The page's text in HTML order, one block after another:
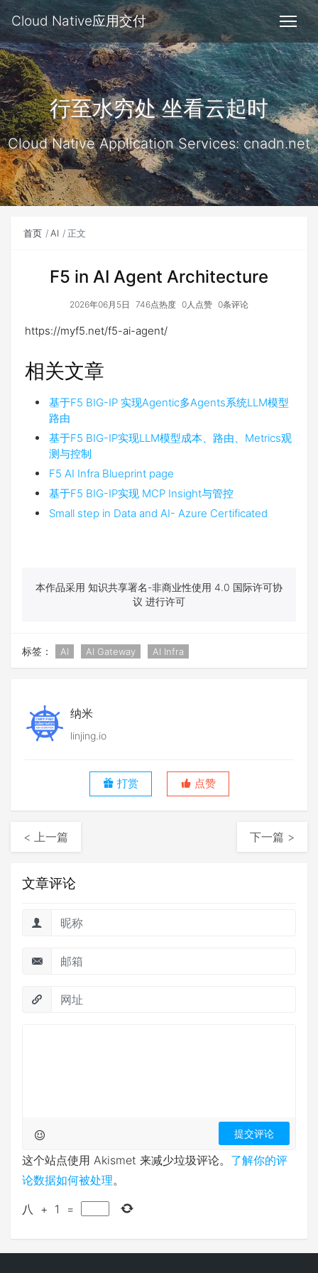
Cloud Native应用交付
行至水穷处 坐看云起时
Cloud Native Application Services: cnadn.net
首页 AI 正文
F5 in AI Agent Architecture
2026年06月5日 746点热度 0人点赞 0条评论
https://myf5.net/f5-ai-agent/
相关文章
基于F5 BIG-IP 实现Agentic多Agents系统LLM模型
路由
基于F5 BIG-IP实现LLM模型成本、路由、Metrics观
测与控制
F5 AI Infra Blueprint page
基于F5 BIG-IP实现 MCP Insight与管控
Small step in Data and AI- Azure Certificated
本作品采用 知识共享署名-非商业性使用 4.0 国际许可协
议 进行许可
标签： AI AI Gateway AI Infra
纳米
linjing.io
打赏 点赞
< 上一篇 下一篇 >
文章评论
这个站点使用 Akismet 来减少垃圾评论。 了解你的评
论数据如何被处理。
八 + 1 =